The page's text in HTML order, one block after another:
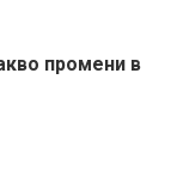
промени в